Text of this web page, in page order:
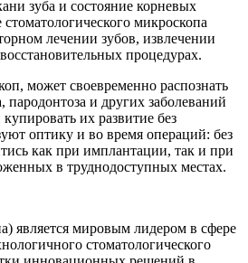
зуба и состояние корневых
микроскопа
лечении зубов, извлечении
процедурах.
может своевременно распознать
пародонтоза и других заболеваний
их развитие без
оптику и во время операций: без
как при имплантации, так и при
в труднодоступных местах.
является мировым лидером в сфере
стоматологического